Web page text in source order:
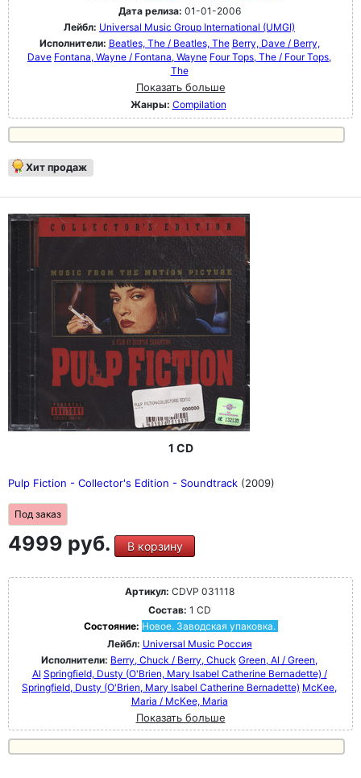
Дата релиза: 01-01-2006
Лейбл: Universal Music Group International (UMGI)
Исполнители: Beatles, The / Beatles, The Berry, Dave / Berry,
Dave Fontana, Wayne / Fontana, Wayne Four Tops, The / Four Tops,
The
Показать больше
Жанры: Compilation
Хит продаж
1 CD
Pulp Fiction - Collector's Edition - Soundtrack (2009)
Под заказ
4999 руб. В корзину
Артикул: CDVP 031118
Состав: 1 CD
Состояние: Новое. Заводская упаковка.
Лейбл: Universal Music Россия
Исполнители: Berry, Chuck / Berry, Chuck Green, Al / Green,
Al Springfield, Dusty (O'Brien, Mary Isabel Catherine Bernadette) /
Springfield, Dusty (O'Brien, Mary Isabel Catherine Bernadette) McKee,
Maria / McKee, Maria
Показать больше